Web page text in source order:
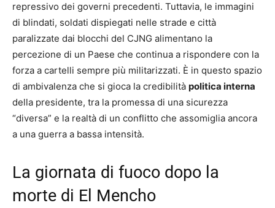
repressivo dei governi precedenti. Tuttavia, le immagini
di blindati, soldati dispiegati nelle strade e città
paralizzate dai blocchi del CJNG alimentano la
percezione di un Paese che continua a rispondere con la
forza a cartelli sempre più militarizzati. È in questo spazio
di ambivalenza che si gioca la credibilità politica interna
della presidente, tra la promessa di una sicurezza
“diversa” e la realtà di un conflitto che assomiglia ancora
a una guerra a bassa intensità.
La giornata di fuoco dopo la
morte di El Mencho